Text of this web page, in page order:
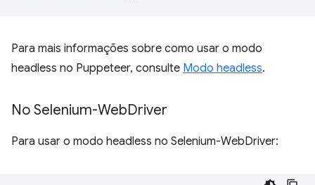
Para mais informações sobre como usar o modo
headless no Puppeteer, consulte Modo headless.
No Selenium-WebDriver
Para usar o modo headless no Selenium-WebDriver: